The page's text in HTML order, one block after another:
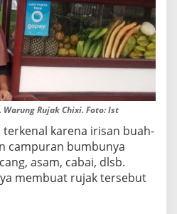
Warung Rujak Chixi. Foto: Ist
terkenal karena irisan buah-
campuran bumbunya
asam, cabai, dlsb.
membuat rujak tersebut